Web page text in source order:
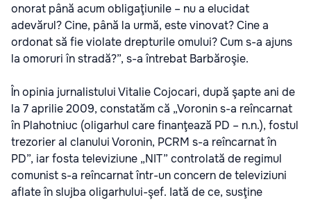
onorat până acum obligaţiunile – nu a elucidat
adevărul? Cine, până la urmă, este vinovat? Cine a
ordonat să fie violate drepturile omului? Cum s-a ajuns
la omoruri în stradă?”, s-a întrebat Barbăroşie.
În opinia jurnalistului Vitalie Cojocari, după şapte ani de
la 7 aprilie 2009, constatăm că „Voronin s-a reîncarnat
în Plahotniuc (oligarhul care finanţează PD – n.n.), fostul
trezorier al clanului Voronin, PCRM s-a reîncarnat în
PD”, iar fosta televiziune „NIT” controlată de regimul
comunist s-a reîncarnat într-un concern de televiziuni
aflate în slujba oligarhului-şef. Iată de ce, susţine